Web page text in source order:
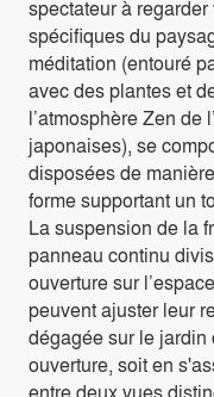
spectateur à
spécifiques du
méditation (entouré
avec des plantes et
l’atmosphère Zen de
japonaises), se
disposées de
forme supportant un
La suspension de la
panneau continu
ouverture sur
peuvent ajuster leur
dégagée sur le
ouverture, soit en